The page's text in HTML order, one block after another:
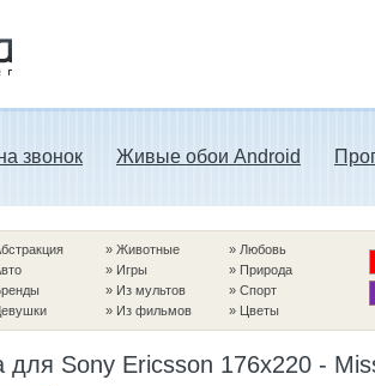
звонок Живые обои Android
» Животные
» Игры
» Из мультов
» Из фильмов
» Любовь
» Природа
» Спорт
» Цветы
для Sony Ericsson 176x220 -